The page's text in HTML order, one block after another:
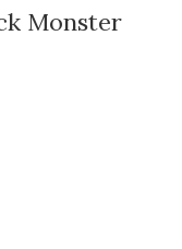
Monster